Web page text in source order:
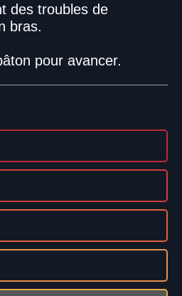
des troubles de
bras.
pour avancer.